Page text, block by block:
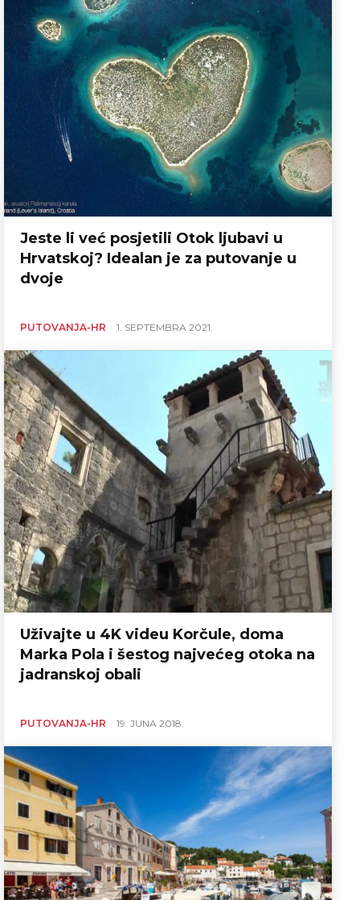
Jeste li već posjetili Otok ljubavi u
Hrvatskoj? Idealan je za putovanje u
dvoje
PUTOVANJA-HR 1. SEPTEMBRA 2021.
Uživajte u 4K videu Korčule, doma
Marka Pola i šestog najvećeg otoka na
jadranskoj obali
PUTOVANJA-HR 19. JUNA 2018.